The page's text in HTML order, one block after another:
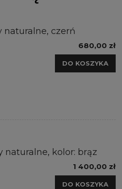
naturalne, czerń
680,00 zł
DO KOSZYKA
naturalne, kolor: brąz
1 400,00 zł
DO KOSZYKA